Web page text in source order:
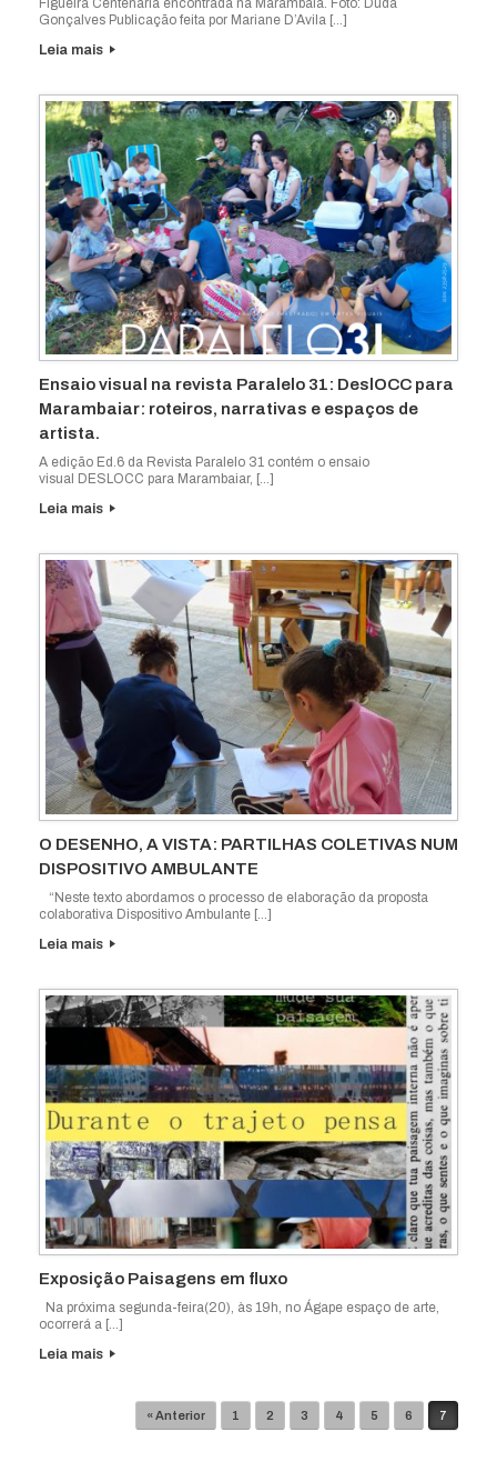
Figueira Centenária encontrada na Marambaia. Foto: Duda
Gonçalves Publicação feita por Mariane D’Avila […]
Leia mais
Ensaio visual na revista Paralelo 31: DeslOCC para
Marambaiar: roteiros, narrativas e espaços de
artista.
A edição Ed.6 da Revista Paralelo 31 contém o ensaio
visual DESLOCC para Marambaiar, […]
Leia mais
O DESENHO, A VISTA: PARTILHAS COLETIVAS NUM
DISPOSITIVO AMBULANTE
“Neste texto abordamos o processo de elaboração da proposta
colaborativa Dispositivo Ambulante […]
Leia mais
Exposição Paisagens em fluxo
Na próxima segunda-feira(20), às 19h, no Ágape espaço de arte,
ocorrerá a […]
Leia mais
Navegação de posts« Anterior 1 2 3 4 5 6 7